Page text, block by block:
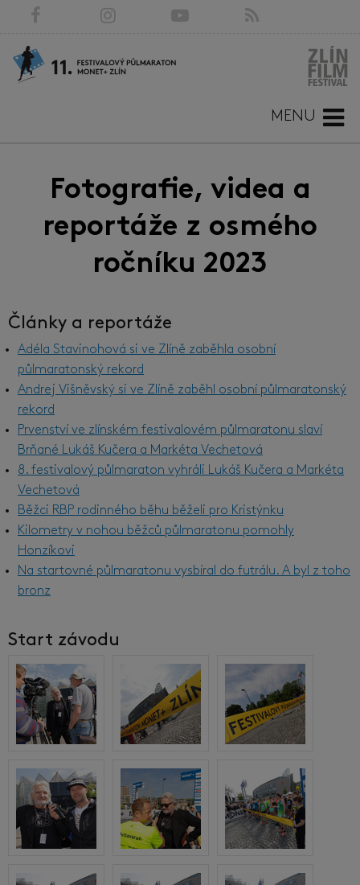
MENU
Fotografie, videa a
reportáže z osmého
ročníku 2023
Články a reportáže
Adéla Stavinohová si ve Zlíně zaběhla osobní
půlmaratonský rekord
Andrej Višněvský si ve Zlíně zaběhl osobní půlmaratonský
rekord
Prvenství ve zlínském festivalovém půlmaratonu slaví
Brňané Lukáš Kučera a Markéta Vechetová
8. festivalový půlmaraton vyhráli Lukáš Kučera a Markéta
Vechetová
Běžci RBP rodinného běhu běželi pro Kristýnku
Kilometry v nohou běžců půlmaratonu pomohly
Honzíkovi
Na startovné půlmaratonu vysbíral do futrálu. A byl z toho
bronz
Start závodu